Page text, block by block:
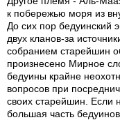
к побережью моря из
До сих пор бедуинский
двух кланов-за
собранием старейшин
произнесено Мирное
бедуины крайне
вопросов при
своих старейшин. Если
большая часть